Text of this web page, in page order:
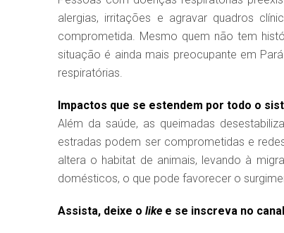
alergias, irritações e agravar quadros
comprometida. Mesmo quem não tem
situação é ainda mais preocupante em
respiratórias.
Impactos que se estendem por todo o
Além da saúde, as queimadas
estradas podem ser comprometidas e
altera o habitat de animais, levando à
domésticos, o que pode favorecer o
Assista, deixe o like e se inscreva no canal